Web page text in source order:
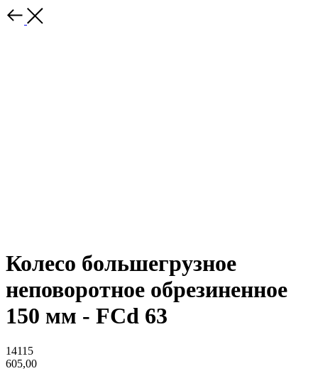
Колесо большегрузное
неповоротное обрезиненное
150 мм - FCd 63
14115
605,00